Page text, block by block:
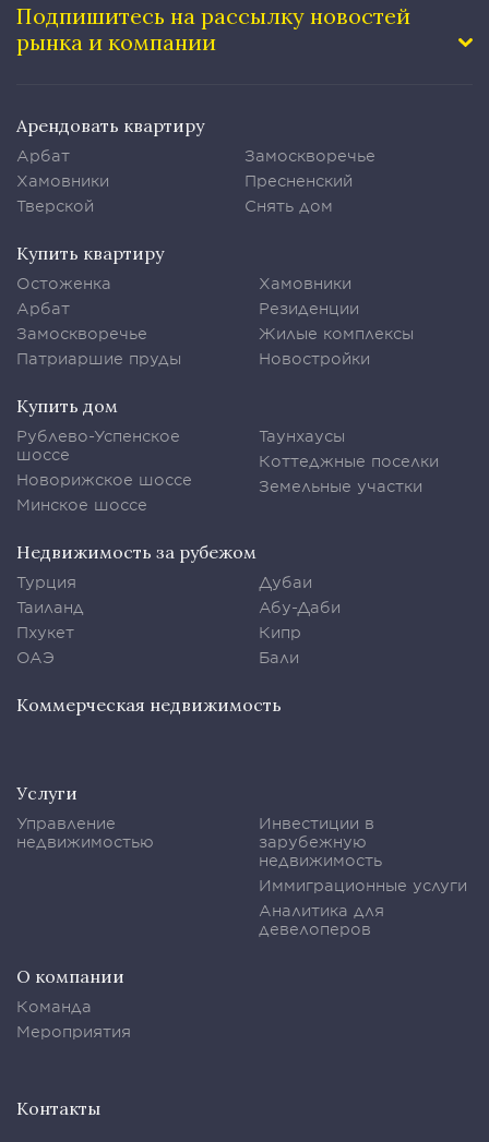
Подпишитесь на рассылку новостей
рынка и компании
Арендовать квартиру
Арбат
Хамовники
Тверской
Замоскворечье
Пресненский
Снять дом
Купить квартиру
Остоженка
Арбат
Замоскворечье
Патриаршие пруды
Хамовники
Резиденции
Жилые комплексы
Новостройки
Купить дом
Рублево-Успенское
шоссе
Новорижское шоссе
Минское шоссе
Таунхаусы
Коттеджные поселки
Земельные участки
Недвижимость за рубежом
Турция
Таиланд
Пхукет
ОАЭ
Дубаи
Абу-Даби
Кипр
Бали
Коммерческая недвижимость
Услуги
Управление
недвижимостью
Инвестиции в
зарубежную
недвижимость
Иммиграционные услуги
Аналитика для
девелоперов
О компании
Команда
Мероприятия
Контакты